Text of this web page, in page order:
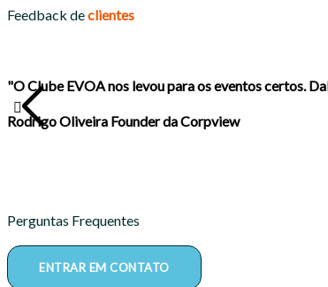
Feedback declientes
"O Clube EVOA nos levou para os eventos certos.
Rodrigo Oliveira Founder da Corpview
Perguntas Frequentes
ENTRAR EM CONTATO